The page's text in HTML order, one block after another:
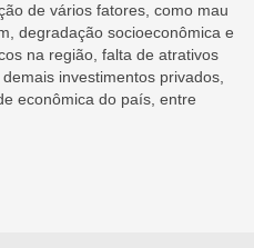
de vários fatores, como mau
degradação socioeconômica e
na região, falta de atrativos
investimentos privados,
econômica do país, entre